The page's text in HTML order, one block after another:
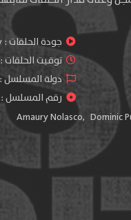
جودة الحلقات :
توقيت الحلقات :
دولة المسلسل :
رقم المسلسل :
Amaury Nolasco, Dominic